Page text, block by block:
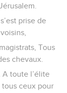
prise de
Tous
chevaux.
A toute l’élite
tous ceux pour